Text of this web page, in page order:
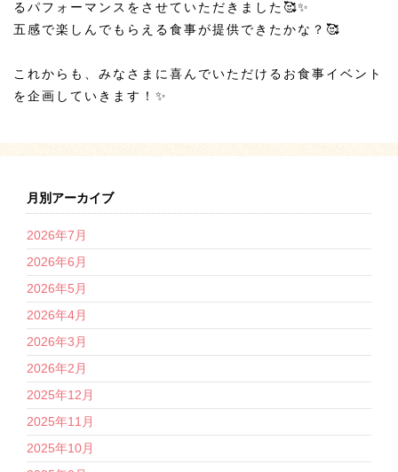
るパフォーマンスをさせていただきました🥰✨
五感で楽しんでもらえる食事が提供できたかな？🥰
これからも、みなさまに喜んでいただけるお食事イベント
を企画していきます！✨
月別アーカイブ
2026年7月
2026年6月
2026年5月
2026年4月
2026年3月
2026年2月
2025年12月
2025年11月
2025年10月